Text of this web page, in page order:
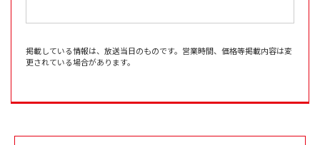
掲載している情報は、放送当日のものです。営業時間、価格等掲載内容は変
更されている場合があります。